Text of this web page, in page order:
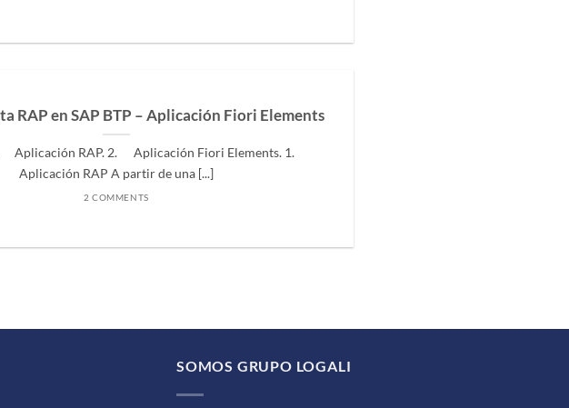
RAP en SAP BTP – Aplicación Fiori Elements
Aplicación RAP. 2. Aplicación Fiori Elements. 1.
Aplicación RAP A partir de una [...]
2 COMMENTS
SOMOS GRUPO LOGALI